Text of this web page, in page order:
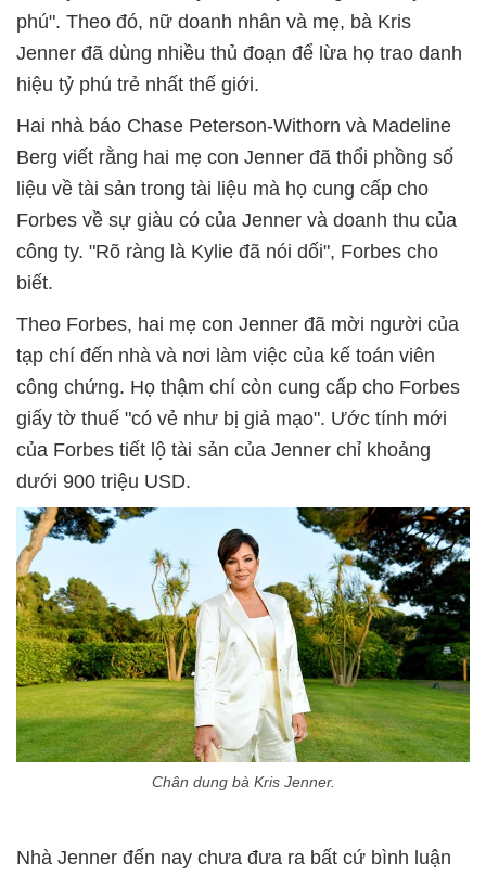
phú". Theo đó, nữ doanh nhân và mẹ, bà Kris
Jenner đã dùng nhiều thủ đoạn để lừa họ trao danh
hiệu tỷ phú trẻ nhất thế giới.
Hai nhà báo Chase Peterson-Withorn và Madeline
Berg viết rằng hai mẹ con Jenner đã thổi phồng số
liệu về tài sản trong tài liệu mà họ cung cấp cho
Forbes về sự giàu có của Jenner và doanh thu của
công ty. "Rõ ràng là Kylie đã nói dối", Forbes cho
biết.
Theo Forbes, hai mẹ con Jenner đã mời người của
tạp chí đến nhà và nơi làm việc của kế toán viên
công chứng. Họ thậm chí còn cung cấp cho Forbes
giấy tờ thuế "có vẻ như bị giả mạo". Ước tính mới
của Forbes tiết lộ tài sản của Jenner chỉ khoảng
dưới 900 triệu USD.
Chân dung bà Kris Jenner.
Nhà Jenner đến nay chưa đưa ra bất cứ bình luận